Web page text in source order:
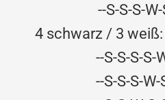
--S-S-S-
4 schwarz / 3
--S-S-S-S-
--S-S-S-W-